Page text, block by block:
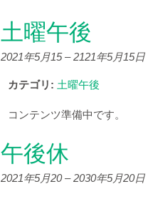
土曜午後
2021年5月15–2121年5月15日
カテゴリ: 土曜午後
コンテンツ準備中です。
午後休
2021年5月20–2030年5月20日